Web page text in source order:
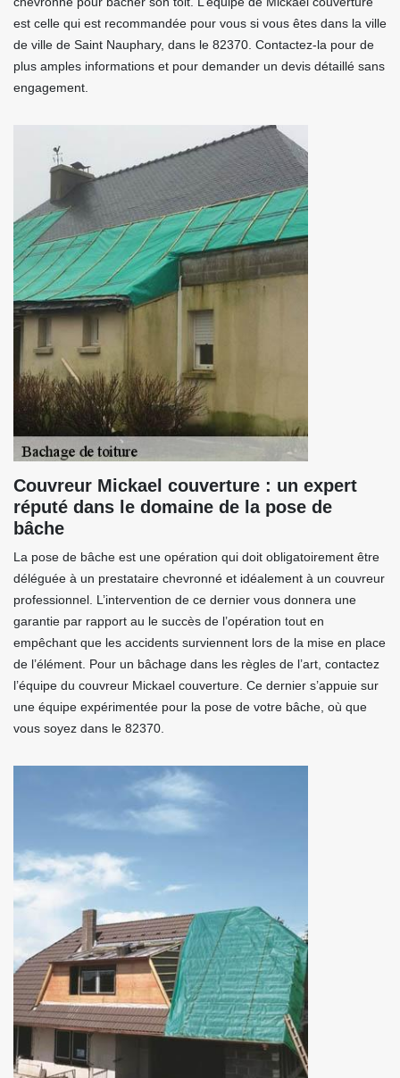
est celle qui est recommandée pour vous si vous êtes dans la ville
de ville de Saint Nauphary, dans le 82370. Contactez-la pour de
plus amples informations et pour demander un devis détaillé sans
engagement.
Couvreur Mickael couverture : un expert
réputé dans le domaine de la pose de
bâche
La pose de bâche est une opération qui doit obligatoirement être
déléguée à un prestataire chevronné et idéalement à un couvreur
professionnel. L’intervention de ce dernier vous donnera une
garantie par rapport au le succès de l’opération tout en
empêchant que les accidents surviennent lors de la mise en place
de l’élément. Pour un bâchage dans les règles de l’art, contactez
l’équipe du couvreur Mickael couverture. Ce dernier s’appuie sur
une équipe expérimentée pour la pose de votre bâche, où que
vous soyez dans le 82370.